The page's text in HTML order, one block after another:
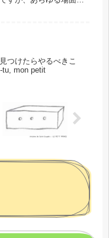
つけたらやるべきこ
tu, mon petit